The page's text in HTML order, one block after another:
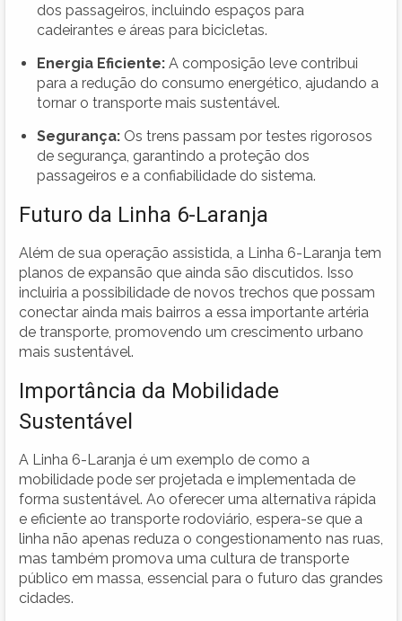
dos passageiros, incluindo espaços para
cadeirantes e áreas para bicicletas.
Energia Eficiente: A composição leve contribui
para a redução do consumo energético, ajudando a
tornar o transporte mais sustentável.
Segurança: Os trens passam por testes rigorosos
de segurança, garantindo a proteção dos
passageiros e a confiabilidade do sistema.
Futuro da Linha 6-Laranja
Além de sua operação assistida, a Linha 6-Laranja tem
planos de expansão que ainda são discutidos. Isso
incluiria a possibilidade de novos trechos que possam
conectar ainda mais bairros a essa importante artéria
de transporte, promovendo um crescimento urbano
mais sustentável.
Importância da Mobilidade
Sustentável
A Linha 6-Laranja é um exemplo de como a
mobilidade pode ser projetada e implementada de
forma sustentável. Ao oferecer uma alternativa rápida
e eficiente ao transporte rodoviário, espera-se que a
linha não apenas reduza o congestionamento nas ruas,
mas também promova uma cultura de transporte
público em massa, essencial para o futuro das grandes
cidades.